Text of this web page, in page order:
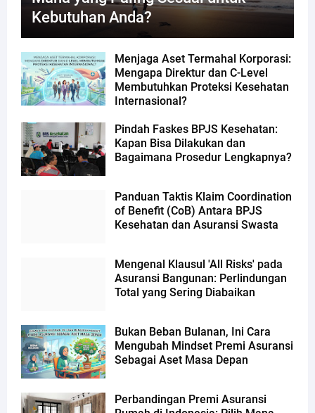
Kebutuhan Anda?
Menjaga Aset Termahal Korporasi:
Mengapa Direktur dan C-Level
Membutuhkan Proteksi Kesehatan
Internasional?
Pindah Faskes BPJS Kesehatan:
Kapan Bisa Dilakukan dan
Bagaimana Prosedur Lengkapnya?
Panduan Taktis Klaim Coordination
of Benefit (CoB) Antara BPJS
Kesehatan dan Asuransi Swasta
Mengenal Klausul 'All Risks' pada
Asuransi Bangunan: Perlindungan
Total yang Sering Diabaikan
Bukan Beban Bulanan, Ini Cara
Mengubah Mindset Premi Asuransi
Sebagai Aset Masa Depan
Perbandingan Premi Asuransi